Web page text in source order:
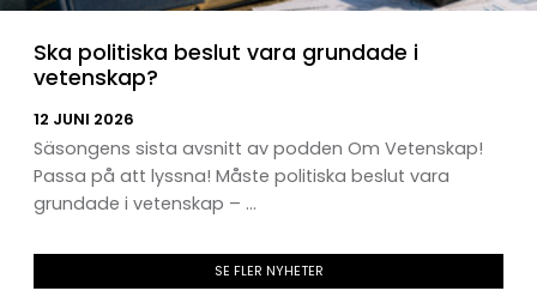
Ska politiska beslut vara grundade i
vetenskap?
12 JUNI 2026
Säsongens sista avsnitt av podden Om Vetenskap!
Passa på att lyssna! Måste politiska beslut vara
grundade i vetenskap – ...
SE FLER NYHETER